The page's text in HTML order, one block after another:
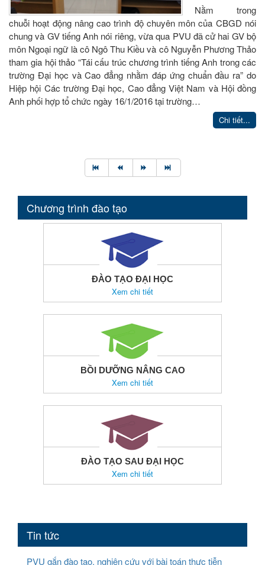
Nằm trong
chuỗi hoạt động nâng cao trình độ chuyên môn của CBGD nói
chung và GV tiếng Anh nói riêng, vừa qua PVU đã cử hai GV bộ
môn Ngoại ngữ là cô Ngô Thu Kiều và cô Nguyễn Phương Thảo
tham gia hội thảo “Tái cấu trúc chương trình tiếng Anh trong các
trường Đại học và Cao đẳng nhằm đáp ứng chuẩn đầu ra” do
Hiệp hội Các trường Đại học, Cao đẳng Việt Nam và Hội đồng
Anh phối hợp tổ chức ngày 16/1/2016 tại trường…
Chi tiết...
Chương trình đào tạo
ĐÀO TẠO ĐẠI HỌC
Xem chi tiết
BỒI DƯỠNG NÂNG CAO
Xem chi tiết
ĐÀO TẠO SAU ĐẠI HỌC
Xem chi tiết
Tin tức
PVU gắn đào tạo, nghiên cứu với bài toán thực tiễn